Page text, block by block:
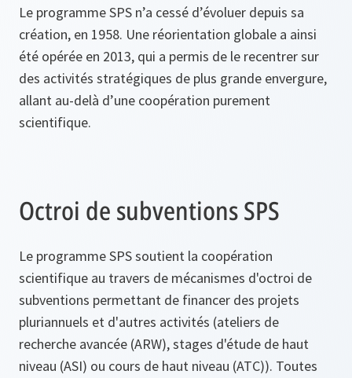
Le programme SPS n’a cessé d’évoluer depuis sa
création, en 1958. Une réorientation globale a ainsi
été opérée en 2013, qui a permis de le recentrer sur
des activités stratégiques de plus grande envergure,
allant au-delà d’une coopération purement
scientifique.
Octroi de subventions SPS
Le programme SPS soutient la coopération
scientifique au travers de mécanismes d'octroi de
subventions permettant de financer des projets
pluriannuels et d'autres activités (ateliers de
recherche avancée (ARW), stages d'étude de haut
niveau (ASI) ou cours de haut niveau (ATC)). Toutes